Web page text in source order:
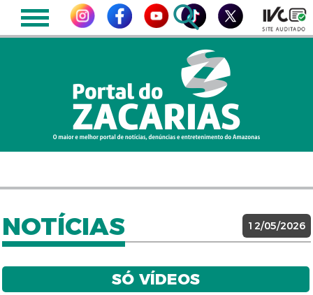
NOTÍCIAS 12/05/2026
SÓ VÍDEOS